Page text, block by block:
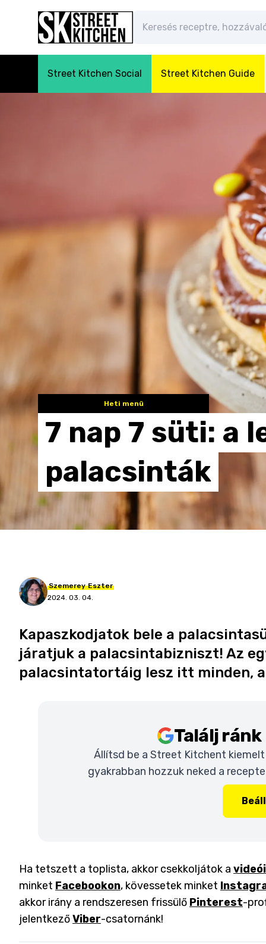
Street Kitchen Social Street Kitchen Guide
Heti menü
7 nap 7 süti: a
palacsinták
Szemerey Eszter
2024. 03. 04.
Kapaszkodjatok bele a
járatjuk a palacsintabizniszt! Az
palacsintatortáig lesz itt minden,
Találj
Állítsd be a Street Kitchent
gyakrabban hozzuk neked a
Ha tetszett a toplista, akkor csekkoljátok a
minket Facebookon, kövessetek minket
akkor irány a rendszeresen frissülő Pinterest-
jelentkezőViber-csatornánk!